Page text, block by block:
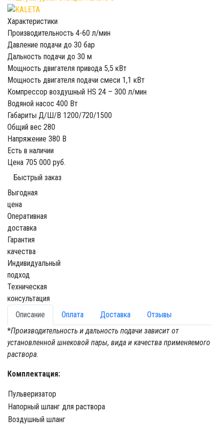
Характеристики
Производительность 4-60 л/мин
Давление подачи до 30 бар
Дальность подачи до 30 м
Мощность двигателя привода 5,5 кВт
Мощность двигателя подачи смеси 1,1 кВт
Компрессор воздушный HS 24 – 300 л/мин
Водяной насос 400 Вт
Габариты Д/Ш/В 1200/720/1500
Общий вес 280
Напряжение 380 В
Есть в наличии
Цена 705 000 руб.
Быстрый заказ
Выгодная
цена
Оперативная
доставка
Гарантия
качества
Индивидуальный
подход
Техническая
консультация
Описание
Оплата Доставка
Отзывы
*Производительность и дальность подачи зависит от
установленной шнековой пары, вида и качества применяемого
раствора.
Комплектация:
Пульверизатор
Напорный шланг для раствора
Воздушный шланг